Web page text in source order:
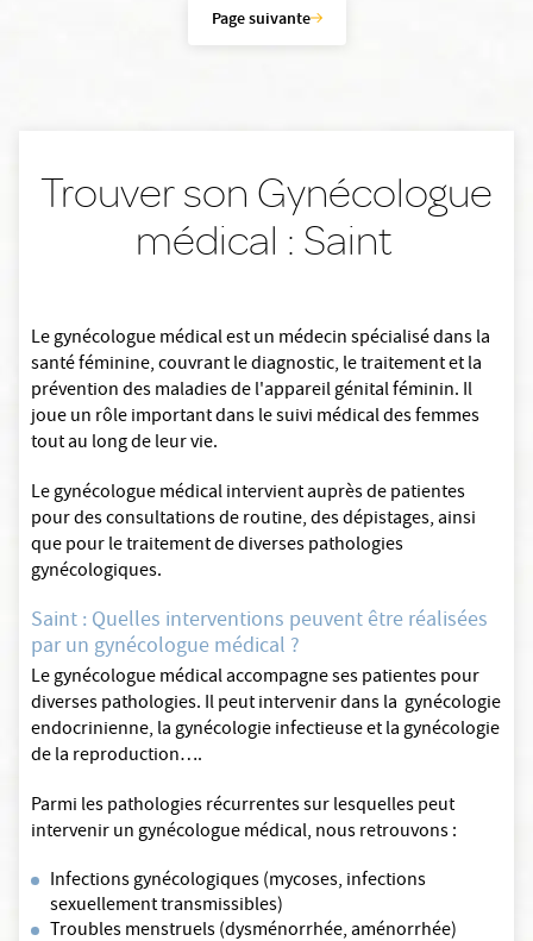
Page suivante
Trouver son Gynécologue
médical : Saint
Le gynécologue médical est un médecin spécialisé dans la
santé féminine, couvrant le diagnostic, le traitement et la
prévention des maladies de l'appareil génital féminin. Il
joue un rôle important dans le suivi médical des femmes
tout au long de leur vie.
Le gynécologue médical intervient auprès de patientes
pour des consultations de routine, des dépistages, ainsi
que pour le traitement de diverses pathologies
gynécologiques.
Saint : Quelles interventions peuvent être réalisées
par un gynécologue médical ?
Le gynécologue médical accompagne ses patientes pour
diverses pathologies. Il peut intervenir dans la gynécologie
endocrinienne, la gynécologie infectieuse et la gynécologie
de la reproduction….
Parmi les pathologies récurrentes sur lesquelles peut
intervenir un gynécologue médical, nous retrouvons :
Infections gynécologiques (mycoses, infections
sexuellement transmissibles)
Troubles menstruels (dysménorrhée, aménorrhée)